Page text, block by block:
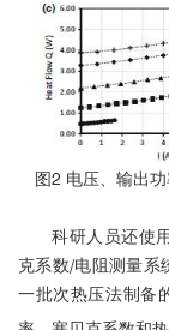
图2 电压、输出
科研人员还使
克系数/电阻测量系
一批次热压法制备